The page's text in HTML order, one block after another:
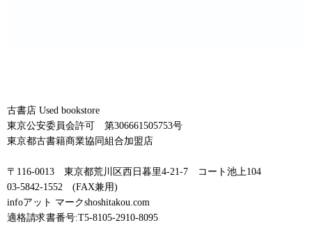
古書店 Used bookstore
東京公安委員会許可 第306661505753号
東京都古書籍商業協同組合加盟店
〒116-0013 東京都荒川区西日暮里4-21-7 コート池上104
03-5842-1552 (FAX兼用)
infoアット マークshoshitakou.com
適格請求書番号:T5-8105-2910-8095